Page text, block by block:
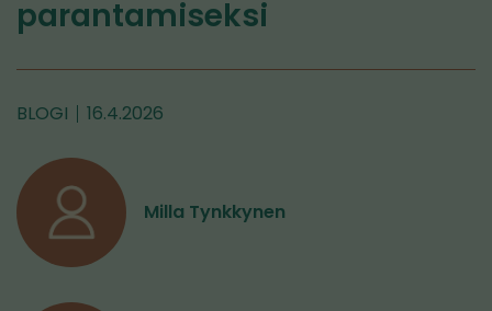
parantamiseksi
BLOGI 16.4.2026
Milla Tynkkynen